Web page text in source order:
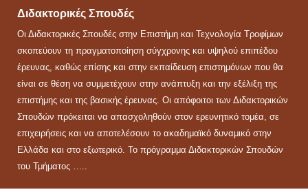
Διδακτορικές Σπουδές
Οι Διδακτορικές Σπουδές στην Επιστήμη και Τεχνολογία Τροφίμων
σκοπεύουν τη πραγματοποίηση σύγχρονης και υψηλού επιπέδου
έρευνας, καθώς επίσης και στην εκπαίδευση επιστημόνων που θα
είναι σε θέση να συμμετέχουν στην ανάπτυξη και την εξέλιξη της
επιστήμης και της βασικής έρευνας. Οι απόφοιτοι των Διδακτορικών
Σπουδών πρόκειται να απασχοληθούν στον ερευνητικό τομέα, σε
επιχειρήσεις και να αποτελέσουν το ακαδημαϊκό δυναμικό στην
Ελλάδα και στο εξωτερικό. Το πρόγραμμα Διδακτορικών Σπουδών
του Τμήματος …..